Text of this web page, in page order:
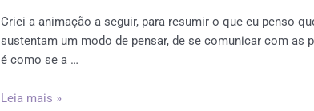
Criei a animação a seguir, para resumir o que eu penso
sustentam um modo de pensar, de se comunicar com as
é como se a …
O
Leia mais »